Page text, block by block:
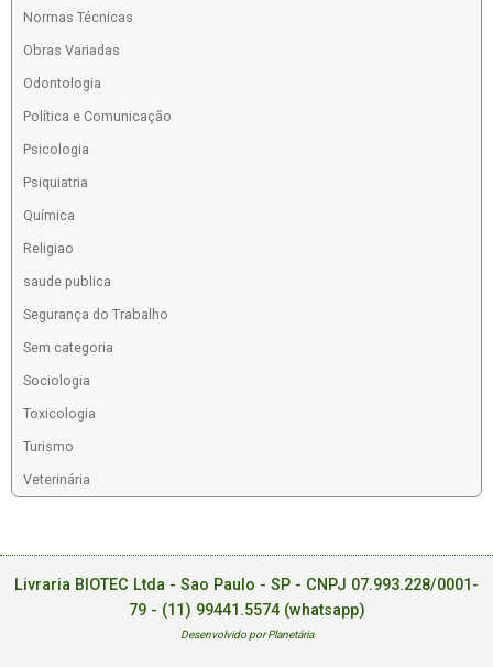
Normas Técnicas
Obras Variadas
Odontologia
Política e Comunicação
Psicologia
Psiquiatria
Química
Religiao
saude publica
Segurança do Trabalho
Sem categoria
Sociologia
Toxicologia
Turismo
Veterinária
Livraria BIOTEC Ltda - Sao Paulo - SP - CNPJ 07.993.228/0001-
79 - (11) 99441.5574 (whatsapp)
Desenvolvido por Planetária